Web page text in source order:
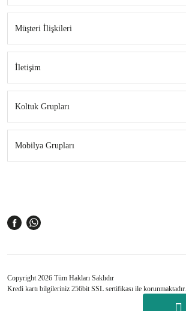
Müşteri İlişkileri
İletişim
Koltuk Grupları
Mobilya Grupları
Copyright 2026 Tüm Hakları Saklıdır
Kredi kartı bilgileriniz 256bit SSL sertifikası ile korunmaktadır.